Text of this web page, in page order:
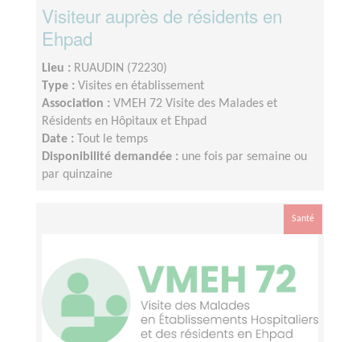
Visiteur auprès de résidents en
Ehpad
Lieu : RUAUDIN (72230)
Type : Visites en établissement
Association : VMEH 72 Visite des Malades et
Résidents en Hôpitaux et Ehpad
Date :
Tout le temps
Disponibilité demandée : une fois par semaine ou
par quinzaine
Santé